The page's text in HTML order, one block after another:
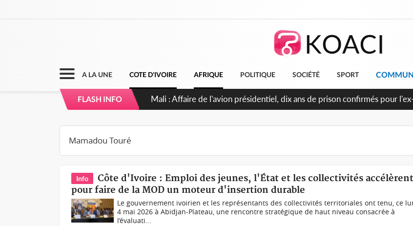
A LA UNE COTE D'IVOIRE AFRIQUE POLITIQUE SOCIÉTÉ SPORT
FLASH INFO Nigeria : Le Togo et le Cameroun principaux acheteurs des produits de
Info
Côte d'Ivoire : Emploi des jeunes, l'État et les collectivités accélèrent
pour faire de la MOD un moteur d'insertion durable
Le gouvernement ivoirien et les représentants des collectivités territoriales ont tenu, ce
4 mai 2026 à Abidjan-Plateau, une rencontre stratégique de haut niveau consacrée à
l’évaluati...